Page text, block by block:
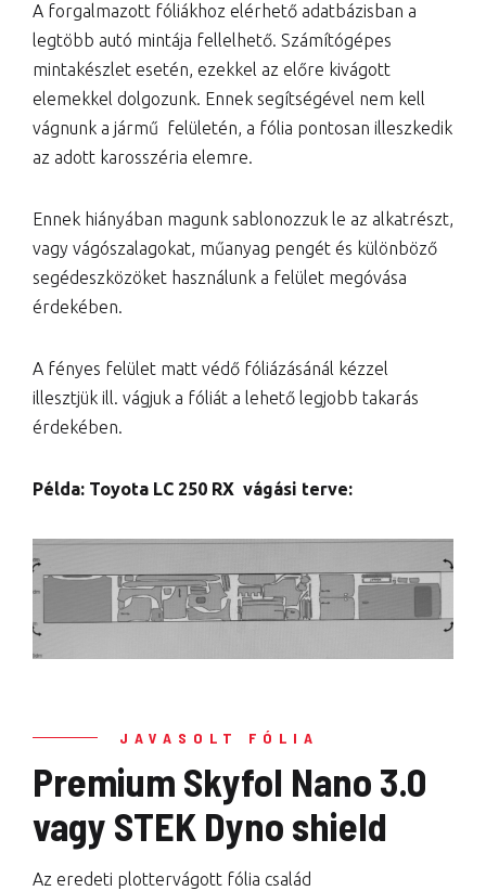
A forgalmazott fóliákhoz elérhető adatbázisban a
legtöbb autó mintája fellelhető. Számítógépes
mintakészlet esetén, ezekkel az előre kivágott
elemekkel dolgozunk. Ennek segítségével nem kell
vágnunk a jármű felületén, a fólia pontosan illeszkedik
az adott karosszéria elemre.
Ennek hiányában magunk sablonozzuk le az alkatrészt,
vagy vágószalagokat, műanyag pengét és különböző
segédeszközöket használunk a felület megóvása
érdekében.
A fényes felület matt védő fóliázásánál kézzel
illesztjük ill. vágjuk a fóliát a lehető legjobb takarás
érdekében.
Példa: Toyota LC 250 RX vágási terve:
JAVASOLT FÓLIA
Premium Skyfol Nano 3.0
vagy STEK Dyno shield
Az eredeti plottervágott fólia család